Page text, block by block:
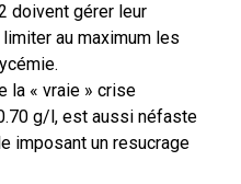
doivent gérer leur
au maximum les
la « vraie » crise
g/l, est aussi néfaste
imposant un resucrage